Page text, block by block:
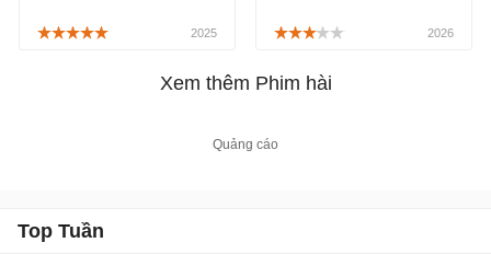
của Mỹ bao gồm 2 mùa,
động kết hợp yếu tố hài
nướng bánh làm vật biểu
được phát sóng chính
Xem thêm Phim hài
Top Tuần